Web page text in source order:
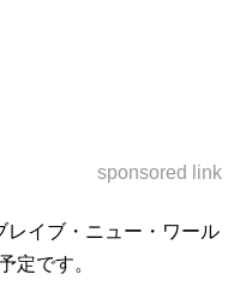
sponsored link
レイブ・ニュー・ワール
定です。